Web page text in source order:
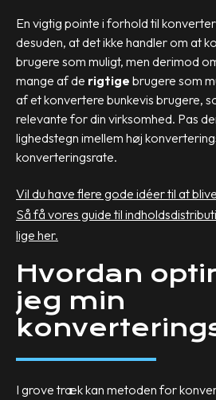
En vigtig pointe i forhold til
desuden, at det ikke handler om at
brugere som muligt, men derimod
mange af de rigtige brugere som
af et konvertere bunkevis brugere,
relevante for din virksomhed. Pas
lighedstegn imellem høj
konverteringsrate.
Vil du have flere gode idéer til at
Så få vores guide til
lige her.
Hvordan
jeg min
I grove træk kan metoden for